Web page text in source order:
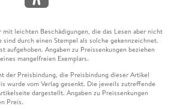
leichten Beschädigungen, die das Lesen aber nicht
sind durch einen Stempel als solche gekennzeichnet.
aufgehoben. Angaben zu Preissenkungen beziehen
mangelfreien Exemplars.
der Preisbindung, die Preisbindung dieser Artikel
wurde vom Verlag gesenkt. Die jeweils zutreffende
dargestellt. Angaben zu Preissenkungen
Preis.